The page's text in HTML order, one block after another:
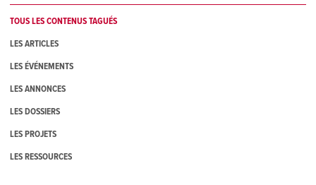
TOUS LES CONTENUS TAGUÉS
LES ARTICLES
LES ÉVÉNEMENTS
LES ANNONCES
LES DOSSIERS
LES PROJETS
LES RESSOURCES